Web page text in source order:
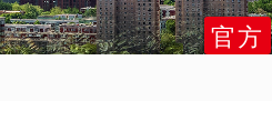
官方